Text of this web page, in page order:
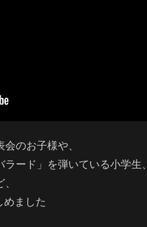
のお子様や、
ード」を弾いている小学生、
めました